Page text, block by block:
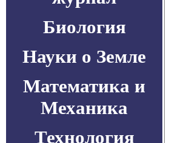
Биология
Науки о Земле
Математика и
Механика
Технология